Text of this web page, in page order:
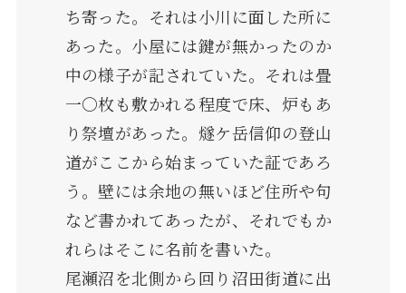
ち寄った。それは小川に面した所に
あった。小屋には鍵が無かったのか
中の様子が記されていた。それは畳
一〇枚も敷かれる程度で床、炉もあ
り祭壇があった。燧ケ岳信仰の登山
道がここから始まっていた証であろ
う。壁には余地の無いほど住所や句
など書かれてあったが、それでもか
れらはそこに名前を書いた。
尾瀬沼を北側から回り沼田街道に出